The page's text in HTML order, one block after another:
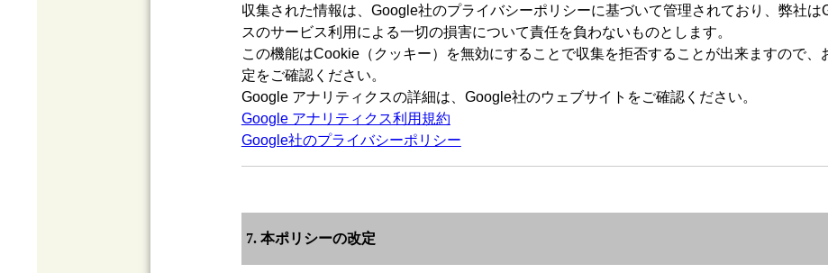
収集された情報は、Google社のプライバシーポリシーに基づいて管理されており、弊社は
スのサービス利用による一切の損害について責任を負わないものとします。
この機能はCookie（クッキー）を無効にすることで収集を拒否することが出来ますので、
定をご確認ください。
Google アナリティクスの詳細は、Google社のウェブサイトをご確認ください。
Google アナリティクス利用規約
Google社のプライバシーポリシー
7. 本ポリシーの改定